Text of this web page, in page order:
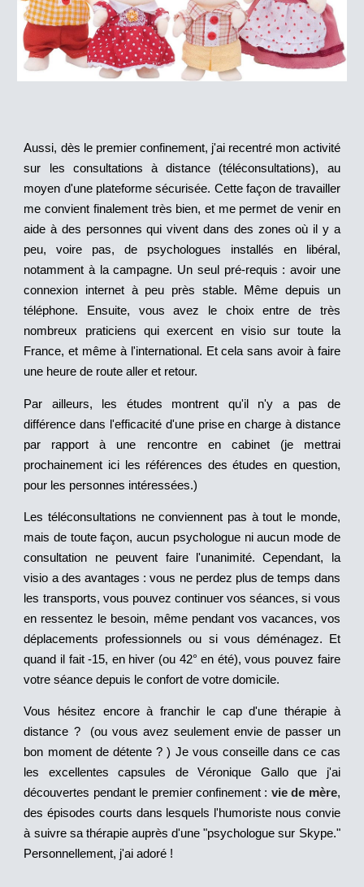
Aussi, dès le premier confinement, j'ai recentré mon activité
sur les consultations à distance (téléconsultations), au
moyen d'une plateforme sécurisée. Cette façon de travailler
me convient finalement très bien, et me permet de venir en
aide à des personnes qui vivent dans des zones où il y a
peu, voire pas, de psychologues installés en libéral,
notamment à la campagne. Un seul pré-requis : avoir une
connexion internet à peu près stable. Même depuis un
téléphone. Ensuite, vous avez le choix entre de très
nombreux praticiens qui exercent en visio sur toute la
France, et même à l'international. Et cela sans avoir à faire
une heure de route aller et retour.​
Par ailleurs, les études montrent qu'il n'y a pas de
différence dans l'efficacité d'une prise en charge à distance
par rapport à une rencontre en cabinet (je mettrai
prochainement ici les références des études en question,
pour les personnes intéressées.)
Les téléconsultations ne conviennent pas à tout le monde,
mais de toute façon, aucun psychologue ni aucun mode de
consultation ne peuvent faire l'unanimité. Cependant, la
visio a des avantages : vous ne perdez plus de temps dans
les transports, vous pouvez continuer vos séances, si vous
en ressentez le besoin, même pendant vos vacances, vos
déplacements professionnels ou si vous déménagez. Et
quand il fait -15, en hiver (ou 42° en été), vous pouvez faire
votre séance depuis le confort de votre domicile.
Vous hésitez encore à franchir le cap d'une thérapie à
distance ? (ou vous avez seulement envie de passer un
bon moment de détente ? ) Je vous conseille dans ce cas
les excellentes capsules de Véronique Gallo que j'ai
découvertes pendant le premier confinement : vie de mère,
des épisodes courts dans lesquels l'humoriste nous convie
à suivre sa thérapie auprès d'une "psychologue sur Skype."
Personnellement, j'ai adoré !